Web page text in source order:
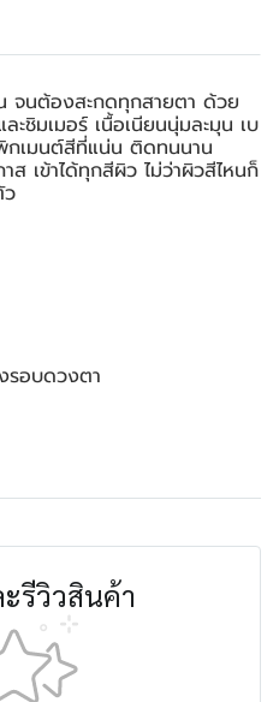
จนต้องสะกดทุกสายตา ด้วย
ะชิมเมอร์ เนื้อเนียนนุ่มละมุน เบ
กเมนต์สีที่แน่น ติดทนนาน
ส เข้าได้ทุกสีผิว ไม่ว่าผิวสีไหนก็
รอบดวงตา
รีวิวสินค้า